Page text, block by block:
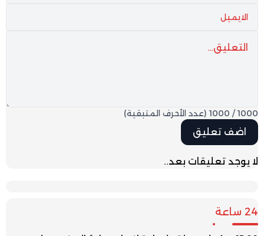
1000
/
1000 (عدد الأحرف المتبقية)
لا يوجد تعليقات بعد..
24 ساعة